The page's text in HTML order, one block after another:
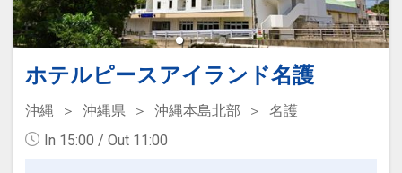
●エメラルドビーチ
「快水浴場百選」に選ばれた、海洋博公
園のエメラルドビーチに一番近いホテ
ル！
遊泳時間）季節により異なりますので現
地にてご確認ください。
ホテルピースアイランド名護
沖縄 沖縄県 沖縄本島北部
名護
In 15:00 / Out 11:00